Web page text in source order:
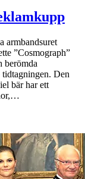
armbandsuret
”Cosmograph”
berömda
Den
bär har ett